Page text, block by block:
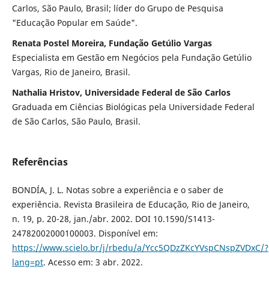
Carlos, São Paulo, Brasil; líder do Grupo de Pesquisa
"Educação Popular em Saúde".
Renata Postel Moreira, Fundação Getúlio Vargas
Especialista em Gestão em Negócios pela Fundação Getúlio
Vargas, Rio de Janeiro, Brasil.
Nathalia Hristov, Universidade Federal de São Carlos
Graduada em Ciências Biológicas pela Universidade Federal
de São Carlos, São Paulo, Brasil.
Referências
BONDÍA, J. L. Notas sobre a experiência e o saber de
experiência. Revista Brasileira de Educação, Rio de Janeiro,
n. 19, p. 20-28, jan./abr. 2002. DOI 10.1590/S1413-
24782002000100003. Disponível em:
https://www.scielo.br/j/rbedu/a/Ycc5QDzZKcYVspCNspZVDxC/?
lang=pt. Acesso em: 3 abr. 2022.